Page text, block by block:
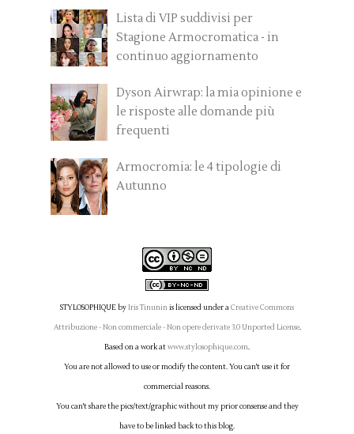
Lista di VIP suddivisi per
Stagione Armocromatica - in
continuo aggiornamento
Dyson Airwrap: la mia opinione e
le risposte alle domande più
frequenti
Armocromia: le 4 tipologie di
Autunno
STYLOSOPHIQUE byIris Tinuninis licensed under aCreative Commons
Attribuzione - Non commerciale - Non opere derivate 3.0 Unported License.
Based on a work atwww.stylosophique.com.
You are not allowed to use or modify the content. You can't use it for
commercial reasons.
You can't share the pics/text/graphic without my prior consense and they
have to be linked back to this blog.